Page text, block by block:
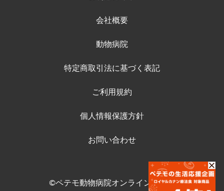
会社概要
動物病院
特定商取引法に基づく表記
ご利用規約
個人情報保護方針
お問い合わせ
©ペテモ動物病院オンラインストア